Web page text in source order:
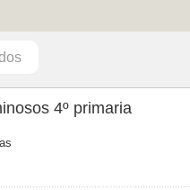
4º primaria